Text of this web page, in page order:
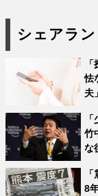
シェアラ
怯
夫
竹
な
8